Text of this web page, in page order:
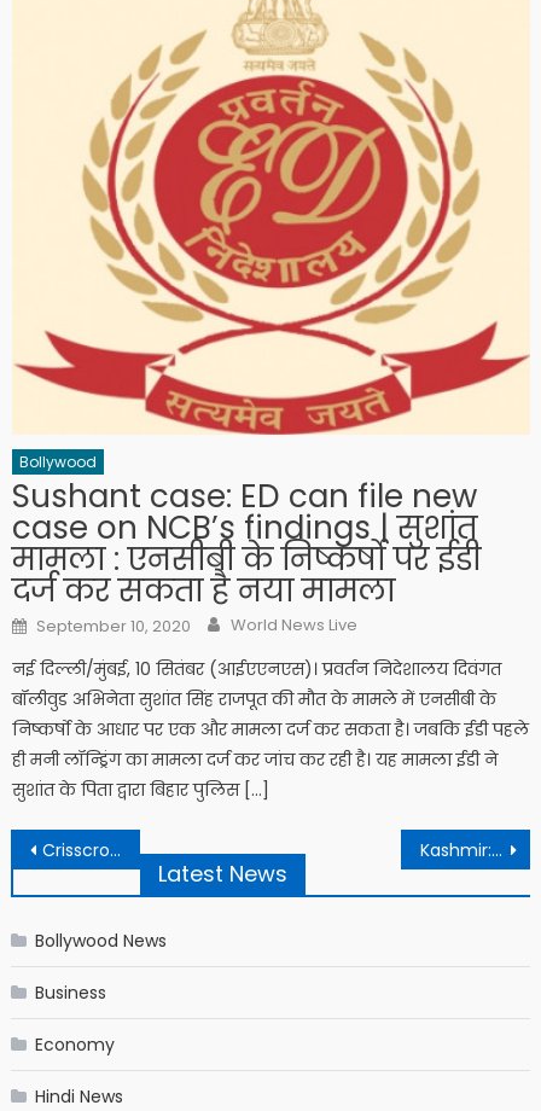
Bollywood
Sushant case: ED can file new
case on NCB’s findings | सुशांत
मामला : एनसीबी के निष्कर्षो पर ईडी
दर्ज कर सकता है नया मामला
Posted on
September 10, 2020 Author
World News Live
नई दिल्ली/मुंबई, 10 सितंबर (आईएएनएस)। प्रवर्तन निदेशालय दिवंगत
बॉलीवुड अभिनेता सुशांत सिंह राजपूत की मौत के मामले में एनसीबी के
निष्कर्षो के आधार पर एक और मामला दर्ज कर सकता है। जबकि ईडी पहले
ही मनी लॉन्ड्रिंग का मामला दर्ज कर जांच कर रही है। यह मामला ईडी ने
सुशांत के पिता द्वारा बिहार पुलिस […]
Post navigation
Crisscrossing US, Trump mocks Biden for ‘staying in again’ Kashmir: BSF officer dies while on duty | कश्मीर : ड्यूटी के दौरान बीएसएफ अधिकारी की मृत्यु
Latest News
Bollywood News
Business
Economy
Hindi News